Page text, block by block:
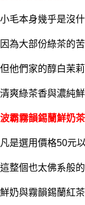
小毛本身幾乎是沒
因為大部份綠茶的
但他們家的醇白茉
清爽綠茶香與濃純
波霸霧韻錫蘭鮮奶茶
凡是選用價格50元
這整個也太佛系般
鮮奶與霧韻錫蘭紅